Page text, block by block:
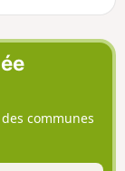
communes